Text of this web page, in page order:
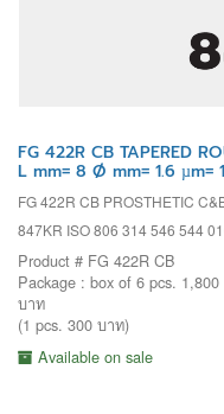
FG 422R CB TAPERED
L mm= 8 Ø mm= 1.6 µm=
FG 422R CB PROSTHETIC
847KR ISO 806 314 546 544
Product # FG 422R CB
Package : box of 6 pcs. 1,800
บาท
(1 pcs. 300 บาท)
Available on sale